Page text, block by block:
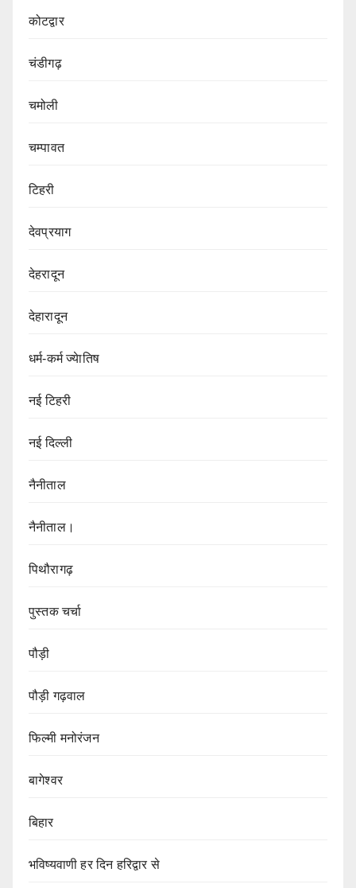
कोटद्वार
चंडीगढ़
चमोली
चम्पावत
टिहरी
देवप्रयाग
देहरादून
देहारादून
धर्म-कर्म ज्येातिष
नई टिहरी
नई दिल्ली
नैनीताल
नैनीताल।
पिथौरागढ़
पुस्तक चर्चा
पौड़ी
पौड़ी गढ़वाल
फिल्मी मनोरंजन
बागेश्वर
बिहार
भविष्यवाणी हर दिन हरिद्वार से